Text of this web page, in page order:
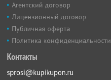
Агентский договор
Лицензионный договор
Публичная оферта
Политика конфиденциальности
Контакты
sprosi@kupikupon.ru